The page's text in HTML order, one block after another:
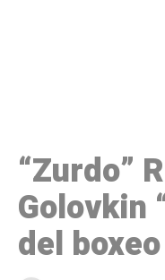
“Zurdo”
Golovkin
del